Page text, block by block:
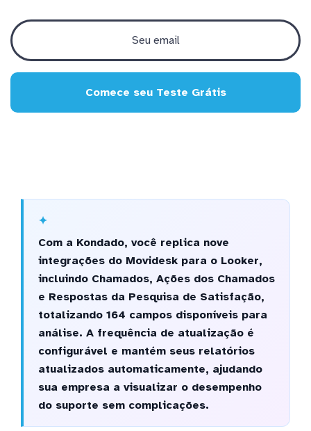
Comece seu Teste Grátis
Com a Kondado, você replica nove
integrações do Movidesk para o Looker,
incluindo Chamados, Ações dos Chamados
e Respostas da Pesquisa de Satisfação,
totalizando 164 campos disponíveis para
análise. A frequência de atualização é
configurável e mantém seus relatórios
atualizados automaticamente, ajudando
sua empresa a visualizar o desempenho
do suporte sem complicações.